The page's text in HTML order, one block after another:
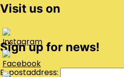
Visit us on
Sign up for news!
E-postaddress: